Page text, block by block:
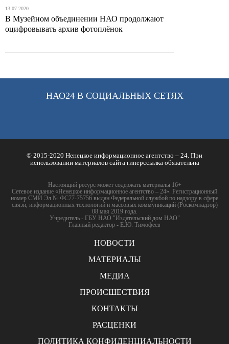
13.07.2020
В Музейном объединении НАО продолжают
оцифровывать архив фотоплёнок
НАО24 В СОЦИАЛЬНЫХ СЕТЯХ
© 2015-2020 Ненецкое информационное агентство – 24. При
использовании материалов сайта гиперссылка обязательна
Настоящий ресурс может содержать материалы 16+
Сетевое издание «Ненецкое информационное агентство – 24». Регистрационный
номер СМИ Эл № ФС77-75756 выдан Федеральной службой по надзору в сфере
связи, информационных технологий и массовых коммуникаций (Роскомнадзор)
08 мая 2019 года.
Учредитель - ГБУ НАО "Издательский дом НАО"
Главный редактор - Е.Ю. Тимофеев
НОВОСТИ
МАТЕРИАЛЫ
МЕДИА
ПРОИСШЕСТВИЯ
КОНТАКТЫ
РАСЦЕНКИ
ПОЛИТИКА КОНФИДЕНЦИАЛЬНОСТИ